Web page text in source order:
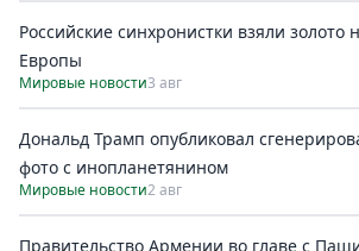
Российские синхронистки взяли золото
Европы
Мировые новости3 авг
Дональд Трамп опубликовал
фото с инопланетянином
Мировые новости2 авг
Правительство Армении во главе с